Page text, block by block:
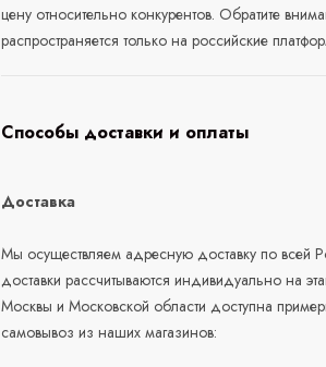
цену относительно конкурентов. Обратите
распространяется только на российские
Способы доставки и оплаты
Доставка
Мы осуществляем адресную доставку по всей
доставки рассчитываются индивидуально на
Москвы и Московской области доступна
самовывоз из наших магазинов: